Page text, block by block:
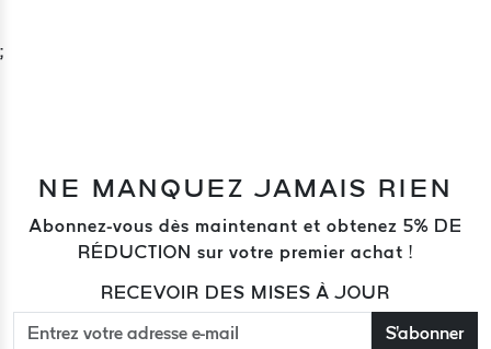
;
NE MANQUEZ JAMAIS RIEN
Abonnez-vous dès maintenant et obtenez 5% DE
RÉDUCTION sur votre premier achat !
RECEVOIR DES MISES À JOUR
S'abonner